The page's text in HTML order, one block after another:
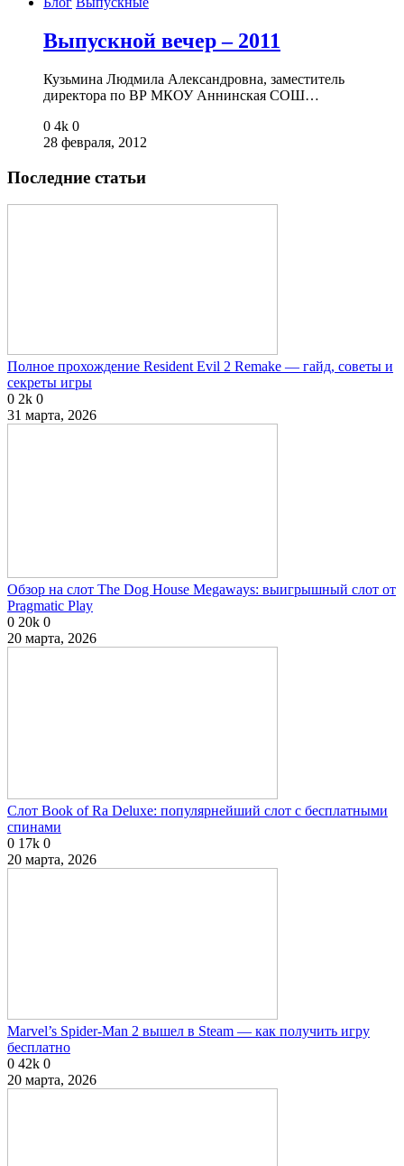
Выпускной вечер – 2011
Кузьмина Людмила Александровна, заместитель
директора по ВР МКОУ Аннинская СОШ…
0 4k 0
28 февраля, 2012
Последние статьи
Полное прохождение Resident Evil 2 Remake — гайд, советы и
секреты игры
0 2k 0
31 марта, 2026
Обзор на слот The Dog House Megaways: выигрышный слот от
Pragmatic Play
0 20k 0
20 марта, 2026
Слот Book of Ra Deluxe: популярнейший слот с бесплатными
спинами
0 17k 0
20 марта, 2026
Marvel’s Spider-Man 2 вышел в Steam — как получить игру
бесплатно
0 42k 0
20 марта, 2026